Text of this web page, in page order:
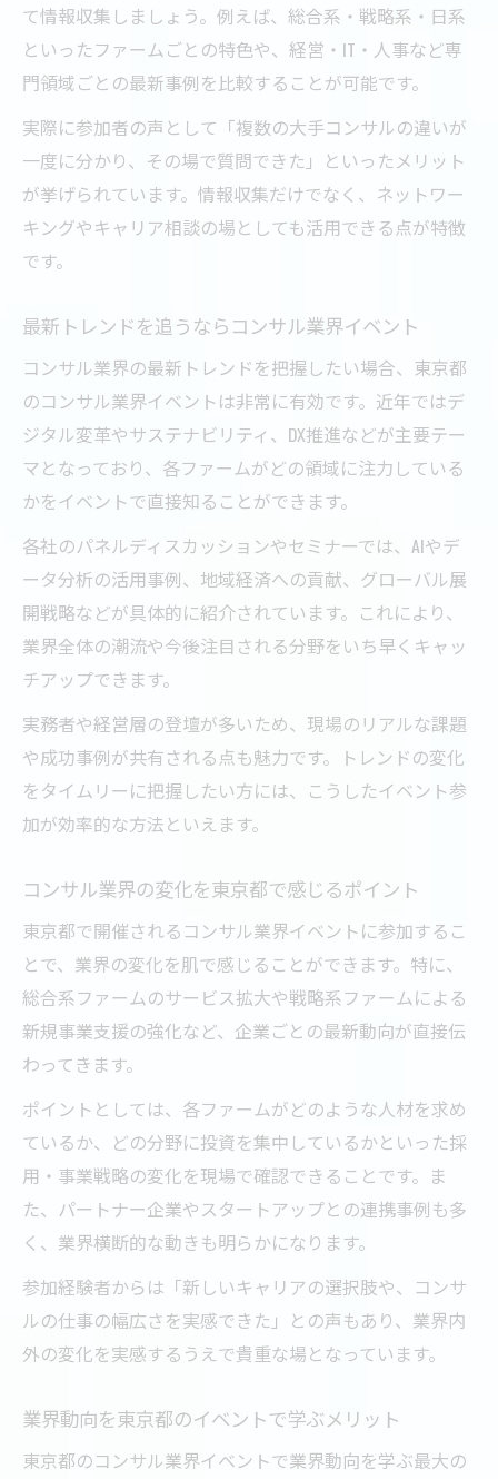
て情報収集しましょう。例えば、総合系・戦略系・日系
といったファームごとの特色や、経営・IT・人事など専
門領域ごとの最新事例を比較することが可能です。
実際に参加者の声として「複数の大手コンサルの違いが
一度に分かり、その場で質問できた」といったメリット
が挙げられています。情報収集だけでなく、ネットワー
キングやキャリア相談の場としても活用できる点が特徴
です。
最新トレンドを追うならコンサル業界イベント
コンサル業界の最新トレンドを把握したい場合、東京都
のコンサル業界イベントは非常に有効です。近年ではデ
ジタル変革やサステナビリティ、DX推進などが主要テー
マとなっており、各ファームがどの領域に注力している
かをイベントで直接知ることができます。
各社のパネルディスカッションやセミナーでは、AIやデ
ータ分析の活用事例、地域経済への貢献、グローバル展
開戦略などが具体的に紹介されています。これにより、
業界全体の潮流や今後注目される分野をいち早くキャッ
チアップできます。
実務者や経営層の登壇が多いため、現場のリアルな課題
や成功事例が共有される点も魅力です。トレンドの変化
をタイムリーに把握したい方には、こうしたイベント参
加が効率的な方法といえます。
コンサル業界の変化を東京都で感じるポイント
東京都で開催されるコンサル業界イベントに参加するこ
とで、業界の変化を肌で感じることができます。特に、
総合系ファームのサービス拡大や戦略系ファームによる
新規事業支援の強化など、企業ごとの最新動向が直接伝
わってきます。
ポイントとしては、各ファームがどのような人材を求め
ているか、どの分野に投資を集中しているかといった採
用・事業戦略の変化を現場で確認できることです。ま
た、パートナー企業やスタートアップとの連携事例も多
く、業界横断的な動きも明らかになります。
参加経験者からは「新しいキャリアの選択肢や、コンサ
ルの仕事の幅広さを実感できた」との声もあり、業界内
外の変化を実感するうえで貴重な場となっています。
業界動向を東京都のイベントで学ぶメリット
東京都のコンサル業界イベントで業界動向を学ぶ最大の